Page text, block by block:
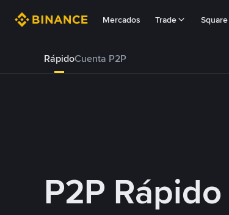
Mercados Trade Square
RápidoCuenta P2P
P2P Rápido